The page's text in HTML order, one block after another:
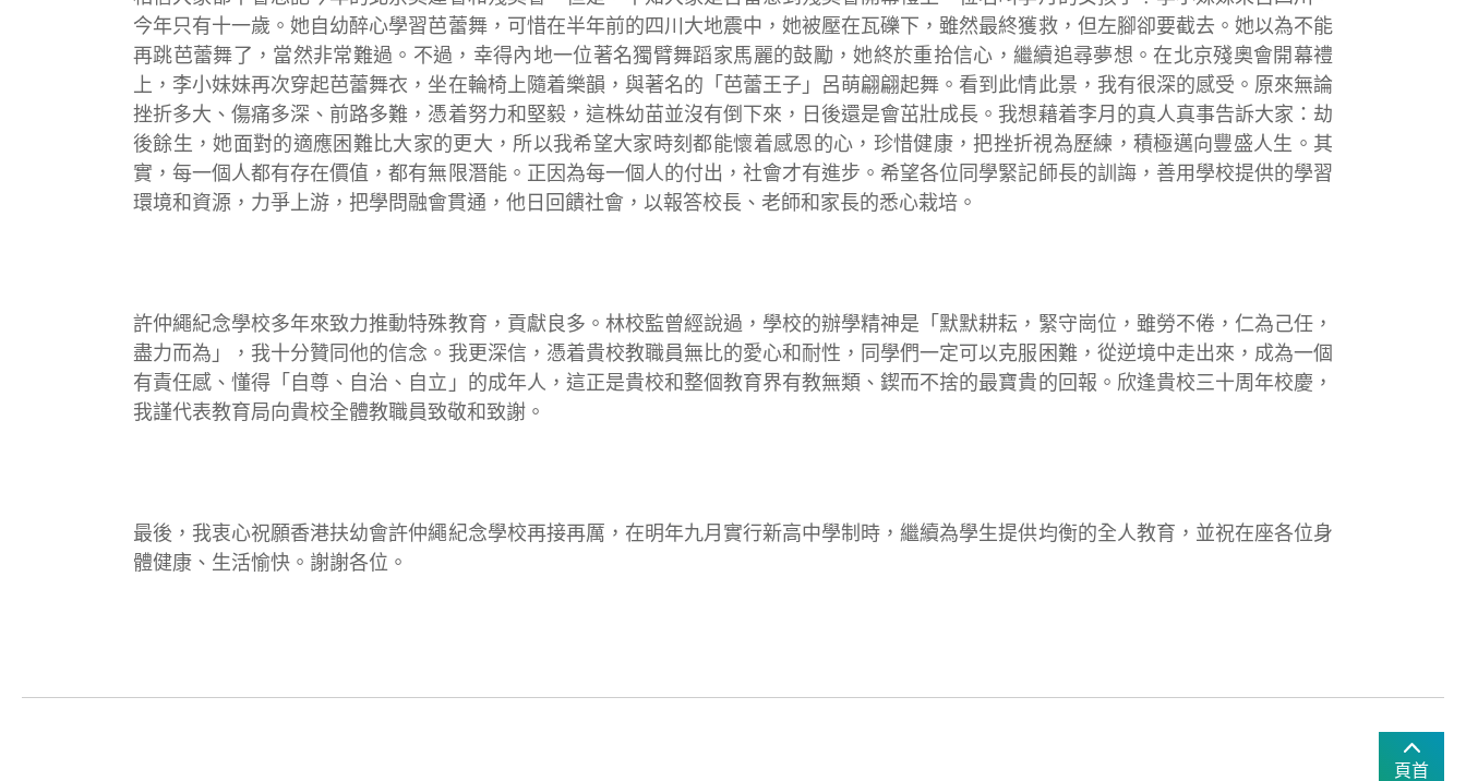
今年只有十一歲。她自幼醉心學習芭蕾舞，可惜在半年前的四川大地震中，她被壓在瓦礫下，雖然最終獲救，但左腳卻要截去。她以為不能
再跳芭蕾舞了，當然非常難過。不過，幸得內地一位著名獨臂舞蹈家馬麗的鼓勵，她終於重拾信心，繼續追尋夢想。在北京殘奧會開幕禮
上，李小妹妹再次穿起芭蕾舞衣，坐在輪椅上隨着樂韻，與著名的「芭蕾王子」呂萌翩翩起舞。看到此情此景，我有很深的感受。原來無論
挫折多大、傷痛多深、前路多難，憑着努力和堅毅，這株幼苗並沒有倒下來，日後還是會茁壯成長。我想藉着李月的真人真事告訴大家：劫
後餘生，她面對的適應困難比大家的更大，所以我希望大家時刻都能懷着感恩的心，珍惜健康，把挫折視為歷練，積極邁向豐盛人生。其
實，每一個人都有存在價值，都有無限潛能。正因為每一個人的付出，社會才有進步。希望各位同學緊記師長的訓誨，善用學校提供的學習
環境和資源，力爭上游，把學問融會貫通，他日回饋社會，以報答校長、老師和家長的悉心栽培。
許仲繩紀念學校多年來致力推動特殊教育，貢獻良多。林校監曾經說過，學校的辦學精神是「默默耕耘，緊守崗位，雖勞不倦，仁為己任，
盡力而為」，我十分贊同他的信念。我更深信，憑着貴校教職員無比的愛心和耐性，同學們一定可以克服困難，從逆境中走出來，成為一個
有責任感、懂得「自尊、自治、自立」的成年人，這正是貴校和整個教育界有教無類、鍥而不捨的最寶貴的回報。欣逢貴校三十周年校慶，
我謹代表教育局向貴校全體教職員致敬和致謝。
最後，我衷心祝願香港扶幼會許仲繩紀念學校再接再厲，在明年九月實行新高中學制時，繼續為學生提供均衡的全人教育，並祝在座各位身
體健康、生活愉快。謝謝各位。
頁首